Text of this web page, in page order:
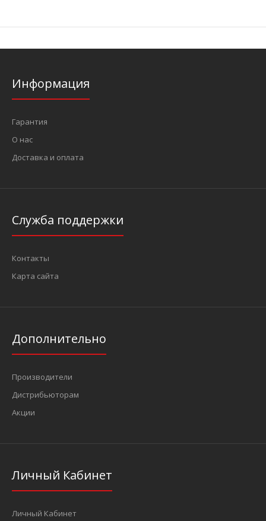
Информация
Гарантия
О нас
Доставка и оплата
Служба поддержки
Контакты
Карта сайта
Дополнительно
Производители
Дистрибьюторам
Акции
Личный Кабинет
Личный Кабинет